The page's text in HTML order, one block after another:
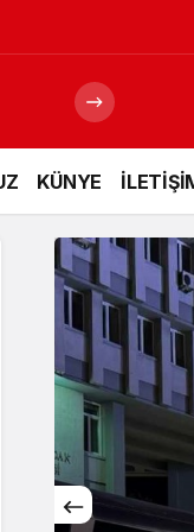
KÜNYE
Gece